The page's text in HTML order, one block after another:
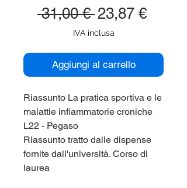
31,00 € Prezzo
regolare
23,87 €Prezzo
IVA inclusa
Aggiungi al carrello
Riassunto La pratica sportiva e le
malattie infiammatorie croniche
L22 - Pegaso
Riassunto tratto dalle dispense
fornite dall'università. Corso di
laurea